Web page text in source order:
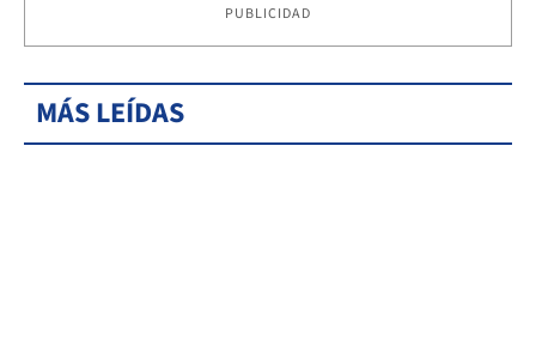
PUBLICIDAD
MÁS LEÍDAS